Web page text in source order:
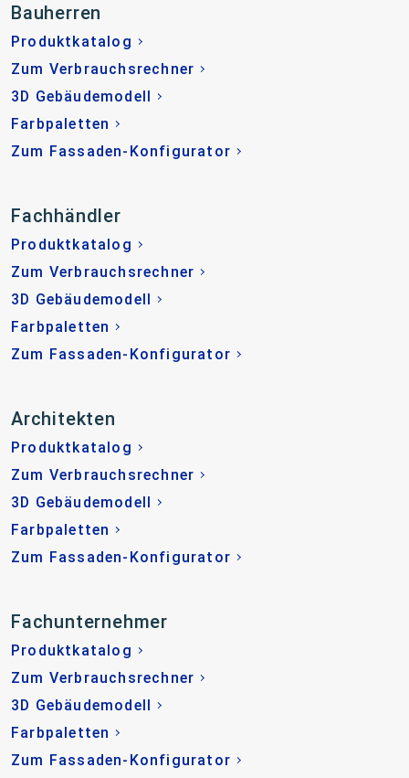
Bauherren
Produktkatalog
Zum Verbrauchsrechner
3D Gebäudemodell
Farbpaletten
Zum Fassaden-Konfigurator
Fachhändler
Produktkatalog
Zum Verbrauchsrechner
3D Gebäudemodell
Farbpaletten
Zum Fassaden-Konfigurator
Architekten
Produktkatalog
Zum Verbrauchsrechner
3D Gebäudemodell
Farbpaletten
Zum Fassaden-Konfigurator
Fachunternehmer
Produktkatalog
Zum Verbrauchsrechner
3D Gebäudemodell
Farbpaletten
Zum Fassaden-Konfigurator